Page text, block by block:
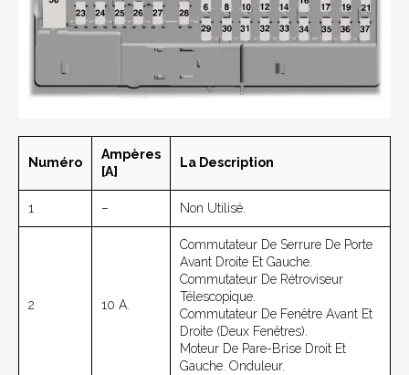
Numéro
Ampères
[A]
La Description
1 – Non Utilisé.
2 10 A.
Commutateur De Serrure De Porte
Avant Droite Et Gauche.
Commutateur De Rétroviseur
Télescopique.
Commutateur De Fenêtre Avant Et
Droite (deux Fenêtres).
Moteur De Pare-Brise Droit Et
Gauche. Onduleur.